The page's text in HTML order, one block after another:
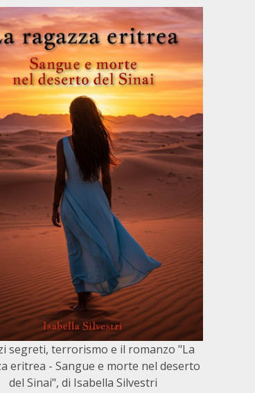
segreti, terrorismo e il romanzo "La
eritrea - Sangue e morte nel deserto
del Sinai", di Isabella Silvestri